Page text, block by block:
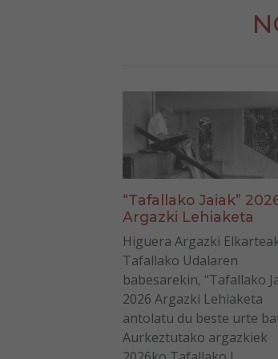
“Tafallako Jaiak”
Argazki Lehiaketa
Higuera Argazki
Tafallako Udalaren
babesarekin, “Tafallako
2026 Argazki Lehiaketa
antolatu du beste urte
Aurkeztutako argazkiek